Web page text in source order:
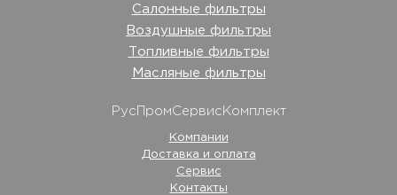
Салонные фильтры
Воздушные фильтры
Топливные фильтры
Масляные фильтры
РусПромСервисКомплект
Компании
Доставка и оплата
Сервис
Контакты